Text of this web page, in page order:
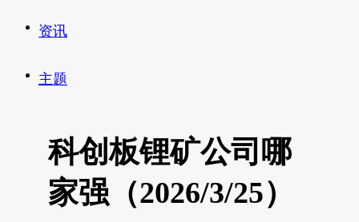
资讯
主题
科创板锂矿公司哪
家强（2026/3/25）